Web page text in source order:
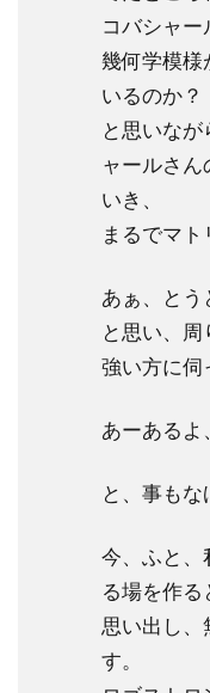
コバシャ
幾何学模様
いるのか？
と思いな
ャールさ
いき、
まるでマト
あぁ、とう
と思い、
強い方に伺
あーあるよ
と、事もな
今、ふと、
る場を作る
思い出し
す。